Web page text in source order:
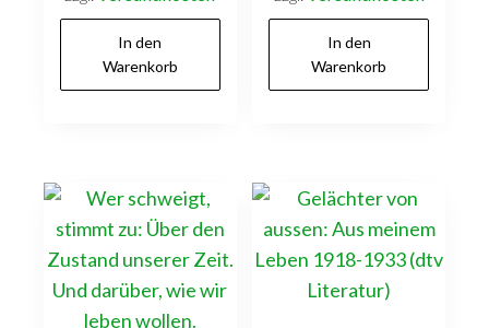
In den
Warenkorb
In den
Warenkorb